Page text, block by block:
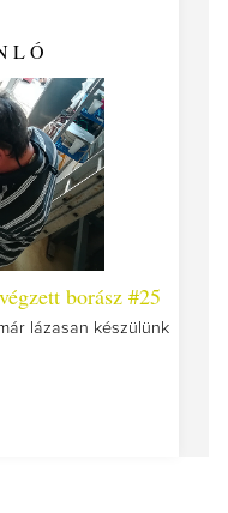
borász #25
lázasan készülünk